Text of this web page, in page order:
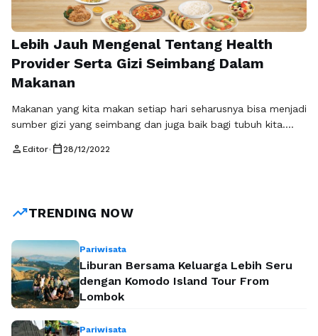
Lebih Jauh Mengenal Tentang Health
Provider Serta Gizi Seimbang Dalam
Makanan
Makanan yang kita makan setiap hari seharusnya bisa menjadi
sumber gizi yang seimbang dan juga baik bagi tubuh kita.
gizi cukup yang dibutuhkan oleh tubuh dan bahkan memakai
person Editor• calendar_today 28/12/2022
trending_upTRENDING NOW
Pariwisata
Liburan Bersama Keluarga Lebih Seru
dengan Komodo Island Tour From
Lombok
Pariwisata